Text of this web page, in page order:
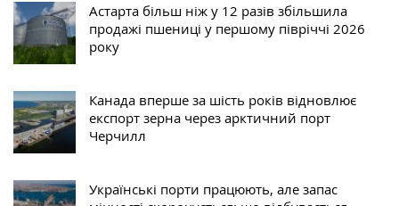
Астарта більш ніж у 12 разів збільшила
продажі пшениці у першому півріччі 2026
року
Канада вперше за шість років відновлює
експорт зерна через арктичний порт
Черчилл
Українські порти працюють, але запас